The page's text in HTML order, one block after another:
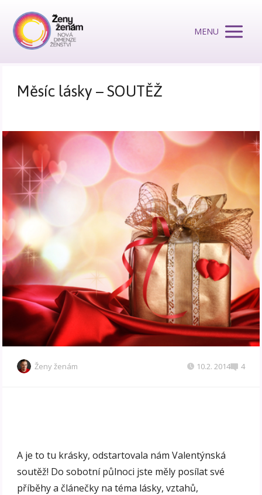
MENU
Měsíc lásky – SOUTĚŽ
Ženy ženám 10.2. 2014 4
A je to tu krásky, odstartovala nám Valentýnská
soutěž! Do sobotní půlnoci jste měly posílat své
příběhy a článečky na téma lásky, vztahů,